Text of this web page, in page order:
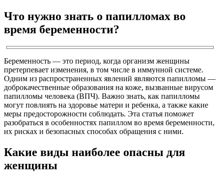
Что нужно знать о папилломах во
время беременности?
Беременность — это период, когда организм женщины
претерпевает изменения, в том числе в иммунной системе.
Одним из распространенных явлений являются папилломы —
доброкачественные образования на коже, вызванные вирусом
папилломы человека (ВПЧ). Важно знать, как папилломы
могут повлиять на здоровье матери и ребенка, а также какие
меры предосторожности соблюдать. Эта статья поможет
разобраться в особенностях папиллом во время беременности,
их рисках и безопасных способах обращения с ними.
Какие виды наиболее опасны для
женщины